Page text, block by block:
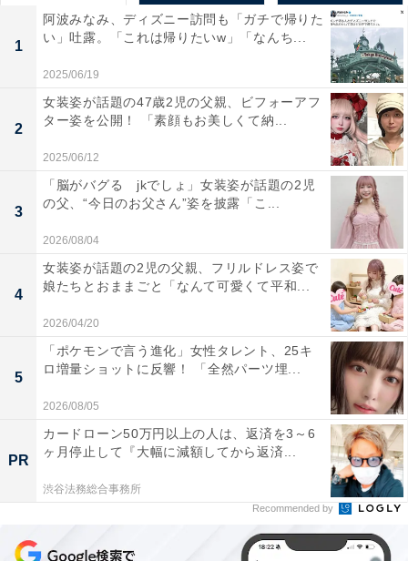
1
阿波みなみ、ディズニー訪問も「ガチで帰りた
い」吐露。「これは帰りたいw」「なんち...
2025/06/19
2
女装姿が話題の47歳2児の父親、ビフォーアフ
ター姿を公開！ 「素顔もお美しくて納...
2025/06/12
3
「脳がバグる jkでしょ」女装姿が話題の2児
の父、“今日のお父さん”姿を披露「こ...
2026/08/04
4
女装姿が話題の2児の父親、フリルドレス姿で
娘たちとおままごと「なんて可愛くて平和...
2026/04/20
5
「ポケモンで言う進化」女性タレント、25キ
ロ増量ショットに反響！ 「全然パーツ埋...
2026/08/05
PR
カードローン50万円以上の人は、返済を3～6
ヶ月停止して『大幅に減額してから返済...
渋谷法務総合事務所
Recommended by